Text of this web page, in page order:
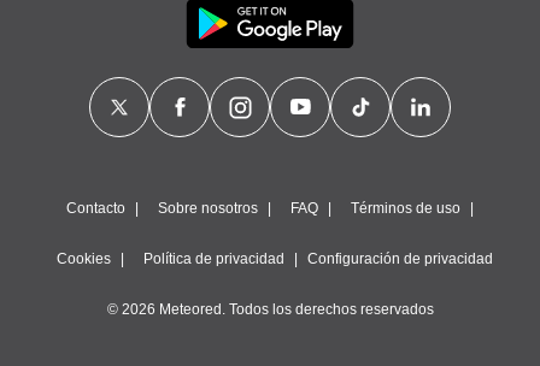
Contacto Sobre nosotros FAQ Términos de uso
Cookies Política de privacidad Configuración de privacidad
© 2026 Meteored. Todos los derechos reservados